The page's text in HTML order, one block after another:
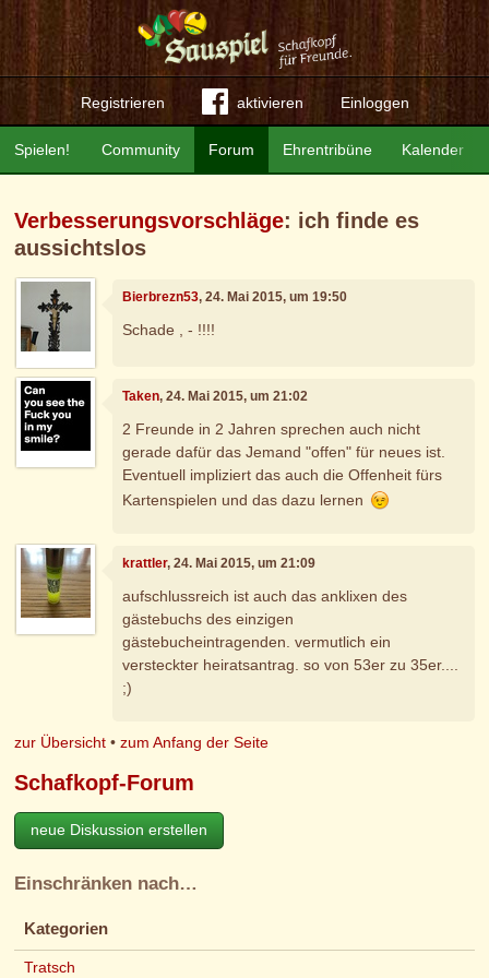
Registrieren aktivieren Einloggen
Community Forum Ehrentribüne Kalender
Spielen!
Verbesserungsvorschläge: ich finde es
aussichtslos
Bierbrezn53, 24. Mai 2015, um 19:50
Schade , - !!!!
Taken, 24. Mai 2015, um 21:02
2 Freunde in 2 Jahren sprechen auch nicht
gerade dafür das Jemand "offen" für neues ist.
Eventuell impliziert das auch die Offenheit fürs
Kartenspielen und das dazu lernen
krattler, 24. Mai 2015, um 21:09
aufschlussreich ist auch das anklixen des
gästebuchs des einzigen
gästebucheintragenden. vermutlich ein
versteckter heiratsantrag. so von 53er zu 35er....
;)
zur Übersicht •zum Anfang der Seite
Schafkopf-Forum
neue Diskussion erstellen
Einschränken nach…
Kategorien
Tratsch